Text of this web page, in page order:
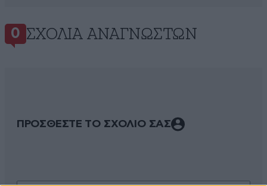
0 ΣΧΌΛΙΑ ΑΝΑΓΝΩΣΤΏΝ
ΠΡΟΣΘΕΣΤΕ ΤΟ ΣΧΟΛΙΟ ΣΑΣ